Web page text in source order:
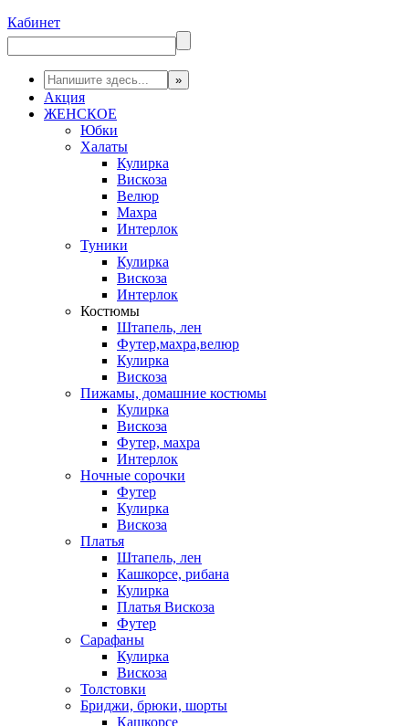
Кабинет
Акция
ЖЕНСКОЕ
Юбки
Халаты
Кулирка
Вискоза
Велюр
Махра
Интерлок
Туники
Кулирка
Вискоза
Интерлок
Костюмы
Штапель, лен
Футер,махра,велюр
Кулирка
Вискоза
Пижамы, домашние костюмы
Кулирка
Вискоза
Футер, махра
Интерлок
Ночные сорочки
Футер
Кулирка
Вискоза
Платья
Штапель, лен
Кашкорсе, рибана
Кулирка
Платья Вискоза
Футер
Сарафаны
Кулирка
Вискоза
Толстовки
Бриджи, брюки, шорты
Кашкорсе